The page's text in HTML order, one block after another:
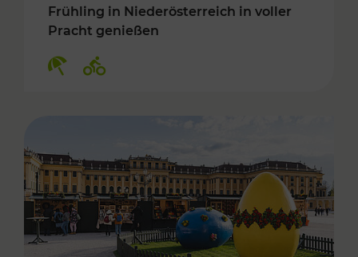
Frühling in Niederösterreich in voller
Pracht genießen